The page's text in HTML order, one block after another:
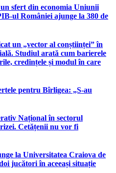
sfert din economia Uniunii
ul României ajunge la 380 de
un „vector al conștiinței” în
Studiul arată cum barierele
credințele și modul în care
pentru Bîrligea: „S-au
Național în sectorul
Cetățenii nu vor fi
la Universitatea Craiova de
jucători în aceeași situație